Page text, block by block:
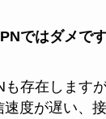
ではダメで
も存在します
速度が遅い、